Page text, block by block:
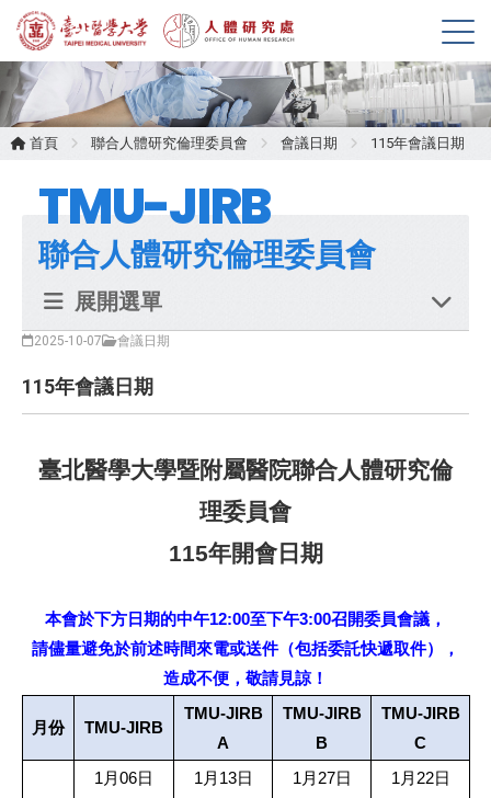
展
開
選
單
首頁 聯合人體研究倫理委員會 會議日期 115年會議日期
TMU-JIRB
聯合人體研究倫理委員會
展開選單
2025-10-07 會議日期
115年會議日期
臺北醫學大學暨附屬醫院聯合人體研究倫
理委員會
115年開會日期
本會於下方日期的中午12:00至下午3:00召開委員會議，
請儘量避免於前述時間來電或送件（包括委託快遞取件），
造成不便，敬請見諒！
月份 TMU-JIRB
TMU-JIRB
A
TMU-JIRB
B
TMU-JIRB
C
1 月06日
1 月 13日
1 月 27日
1 月 22日